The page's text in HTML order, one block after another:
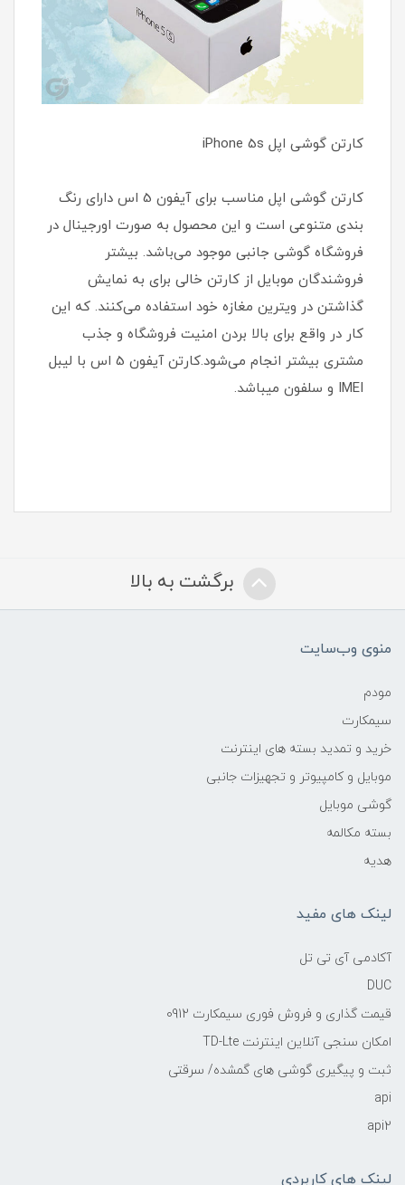
کارتن گوشی اپل iPhone 5s
کارتن گوشی اپل مناسب برای آیفون 5 اس دارای رنگ
بندی متنوعی است و این محصول به صورت اورجینال در
فروشگاه گوشی جانبی موجود می‌باشد. بیشتر
فروشندگان موبایل از کارتن خالی برای به نمایش
گذاشتن در ویترین مغازه خود استفاده می‌کنند. که این
کار در واقع برای بالا بردن امنیت فروشگاه و جذب
مشتری بیشتر انجام می‌شود.کارتن آیفون 5 اس با لیبل
IMEI و سلفون میباشد.
برگشت به بالا
منوی وب‌سایت
مودم
سیمکارت
خرید و تمدید بسته های اینترنت
موبایل و کامپیوتر و تجهیزات جانبی
گوشی موبایل
بسته مکالمه
هدیه
لینک های مفید
آکادمی آی تی تل
DUC
قیمت گذاری و فروش فوری سیمکارت 0912
امکان سنجی آنلاین اینترنت TD-Lte
ثبت و پیگیری گوشی های گمشده/ سرقتی
api
api2
لینک های کاربردی